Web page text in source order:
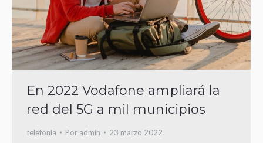
En 2022 Vodafone ampliará la
red del 5G a mil municipios
telefonía Por admin 23 marzo 2022